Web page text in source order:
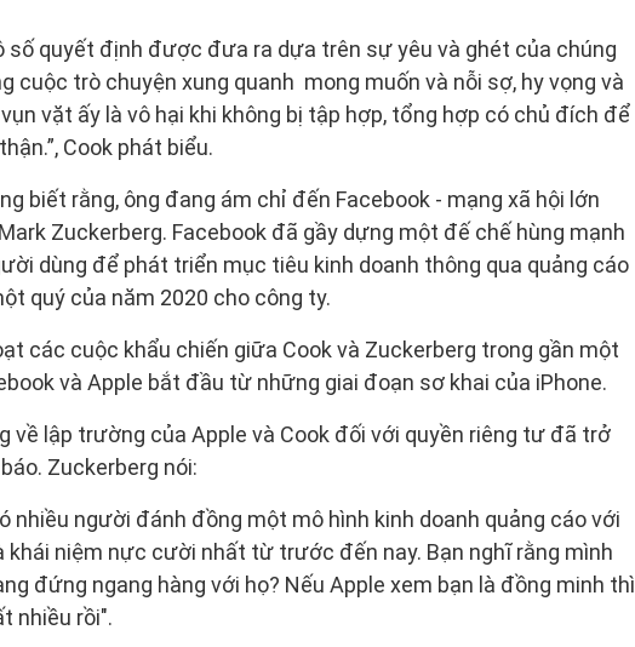
số quyết định được đưa ra dựa trên sự yêu và ghét của chúng
cuộc trò chuyện xung quanh mong muốn và nỗi sợ, hy vọng và
vặt ấy là vô hại khi không bị tập hợp, tổng hợp có chủ đích để
Cook phát biểu.
biết rằng, ông đang ám chỉ đến Facebook - mạng xã hội lớn
Zuckerberg. Facebook đã gầy dựng một đế chế hùng mạnh
dùng để phát triển mục tiêu kinh doanh thông qua quảng cáo
quý của năm 2020 cho công ty.
các cuộc khẩu chiến giữa Cook và Zuckerberg trong gần một
và Apple bắt đầu từ những giai đoạn sơ khai của iPhone.
về lập trường của Apple và Cook đối với quyền riêng tư đã trở
Zuckerberg nói:
nhiều người đánh đồng một mô hình kinh doanh quảng cáo với
khái niệm nực cười nhất từ trước đến nay. Bạn nghĩ rằng mình
đứng ngang hàng với họ? Nếu Apple xem bạn là đồng minh thì
nhiều rồi".